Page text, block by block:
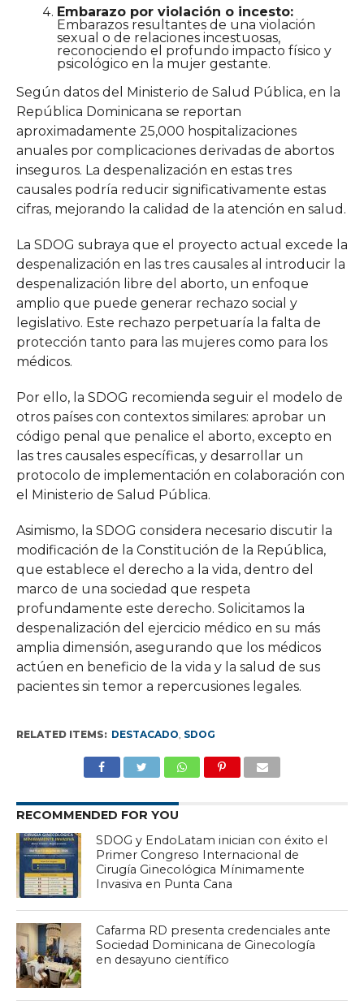
Embarazo por violación o incesto:
Embarazos resultantes de una violación
sexual o de relaciones incestuosas,
reconociendo el profundo impacto físico y
psicológico en la mujer gestante.
Según datos del Ministerio de Salud Pública, en la
República Dominicana se reportan
aproximadamente 25,000 hospitalizaciones
anuales por complicaciones derivadas de abortos
inseguros. La despenalización en estas tres
causales podría reducir significativamente estas
cifras, mejorando la calidad de la atención en salud.
La SDOG subraya que el proyecto actual excede la
despenalización en las tres causales al introducir la
despenalización libre del aborto, un enfoque
amplio que puede generar rechazo social y
legislativo. Este rechazo perpetuaría la falta de
protección tanto para las mujeres como para los
médicos.
Por ello, la SDOG recomienda seguir el modelo de
otros países con contextos similares: aprobar un
código penal que penalice el aborto, excepto en
las tres causales específicas, y desarrollar un
protocolo de implementación en colaboración con
el Ministerio de Salud Pública.
Asimismo, la SDOG considera necesario discutir la
modificación de la Constitución de la República,
que establece el derecho a la vida, dentro del
marco de una sociedad que respeta
profundamente este derecho. Solicitamos la
despenalización del ejercicio médico en su más
amplia dimensión, asegurando que los médicos
actúen en beneficio de la vida y la salud de sus
pacientes sin temor a repercusiones legales.
RELATED ITEMS: DESTACADO, SDOG
RECOMMENDED FOR YOU
SDOG y EndoLatam inician con éxito el
Primer Congreso Internacional de
Cirugía Ginecológica Mínimamente
Invasiva en Punta Cana
Cafarma RD presenta credenciales ante
Sociedad Dominicana de Ginecología
en desayuno científico